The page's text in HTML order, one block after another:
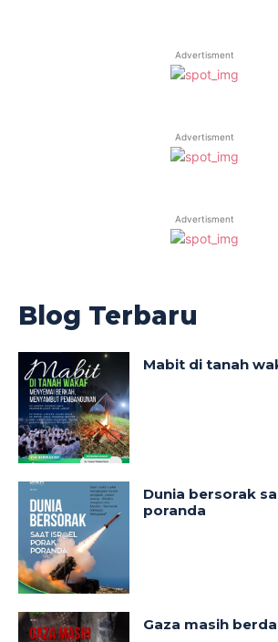
Advertisment
Advertisment
Advertisment
Blog Terbaru
Mabit di tanah
Dunia bersorak
poranda
Gaza masih